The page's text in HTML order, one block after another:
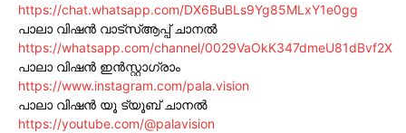
https://chat.whatsapp.com/DX6BuBLs9Yg85MLxY1e0gg
പാലാ വിഷൻ വാട്സ്ആപ്പ് ചാനൽ
https://whatsapp.com/channel/0029VaOkK347dmeU81dBvf2X
പാലാ വിഷൻ ഇൻസ്റ്റാഗ്രാം
https://www.instagram.com/pala.vision
പാലാ വിഷൻ യൂ ട്യൂബ് ചാനൽ
https://youtube.com/@palavision